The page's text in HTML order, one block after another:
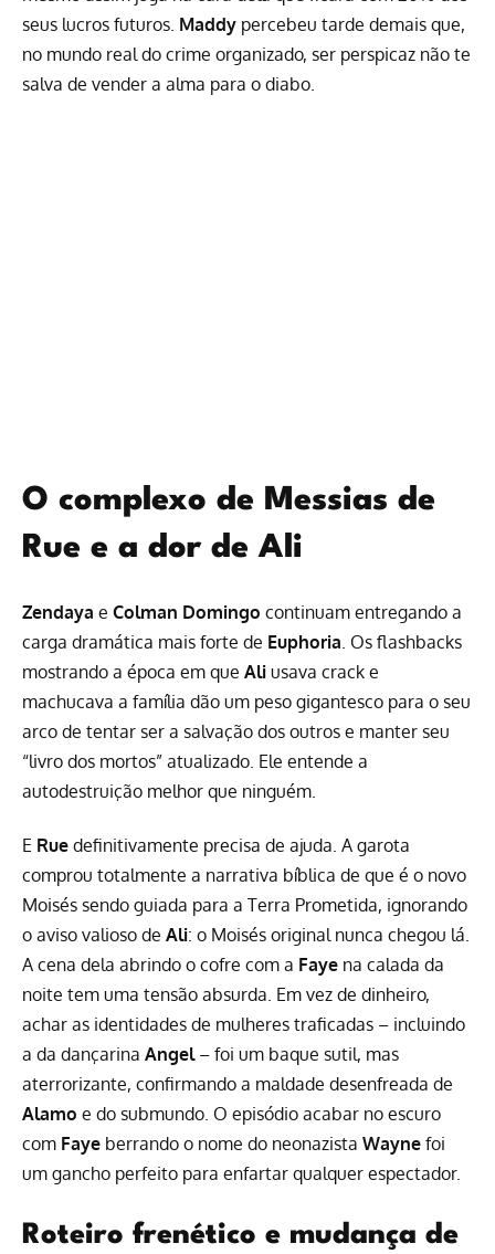
seus lucros futuros. Maddy percebeu tarde demais que,
no mundo real do crime organizado, ser perspicaz não te
salva de vender a alma para o diabo.
O complexo de Messias de
Rue e a dor de Ali
Zendaya e Colman Domingo continuam entregando a
carga dramática mais forte de Euphoria . Os flashbacks
mostrando a época em que Ali usava crack e
machucava a família dão um peso gigantesco para o seu
arco de tentar ser a salvação dos outros e manter seu
“livro dos mortos” atualizado. Ele entende a
autodestruição melhor que ninguém.
E Rue definitivamente precisa de ajuda. A garota
comprou totalmente a narrativa bíblica de que é o novo
Moisés sendo guiada para a Terra Prometida, ignorando
o aviso valioso de Ali: o Moisés original nunca chegou lá.
A cena dela abrindo o cofre com a Faye na calada da
noite tem uma tensão absurda. Em vez de dinheiro,
achar as identidades de mulheres traficadas – incluindo
a da dançarina Angel– foi um baque sutil, mas
aterrorizante, confirmando a maldade desenfreada de
Alamo e do submundo. O episódio acabar no escuro
com Faye berrando o nome do neonazista Wayne foi
um gancho perfeito para enfartar qualquer espectador.
Roteiro frenético e mudança de